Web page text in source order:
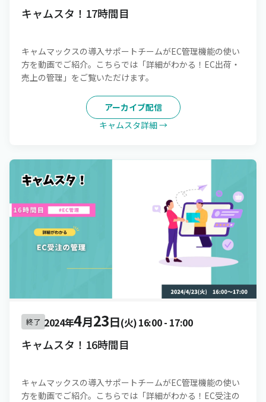
キャムスタ！17時間目
キャムマックスの導入サポートチームがEC管理機能の使い
方を動画でご紹介。こちらでは「詳細がわかる！EC出荷・
売上の管理」をご覧いただけます。
アーカイブ配信
キャムスタ詳細 →
終了 2024年4月23日(火)16:00- 17:00
キャムスタ！16時間目
キャムマックスの導入サポートチームがEC管理機能の使い
方を動画でご紹介。こちらでは「詳細がわかる！EC受注の